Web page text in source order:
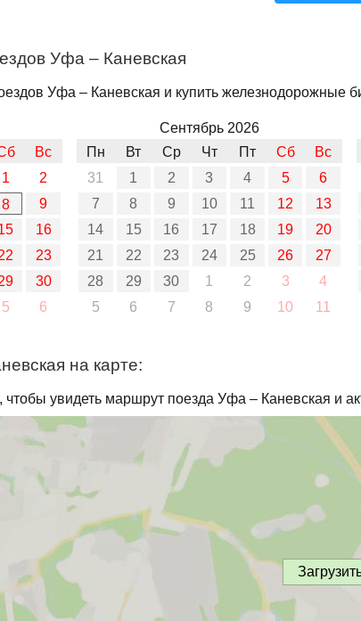
Уфа – Каневская
Уфа – Каневская и купить железнодорожные
Вс
1
2
8
9
16
23
30
5 6
Сентябрь 2026
Пн
Вт Ср Чт Пт Сб
Вс
31
1 2 3 4 5
6
7
8 9 10 11 12
13
14
15 16 17 18 19
20
21
22 23 24 25 26
27
28
29 30 1 2 3
4
5
6 7 8 9 10 11
на карте:
чтобы увидеть маршрут поезда Уфа – Каневская и